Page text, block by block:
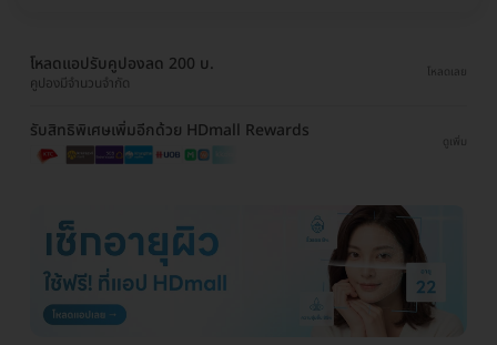
โหลดแอปรับคูปองลด 200 บ.
คูปองมีจำนวนจำกัด
โหลดเลย
รับสิทธิพิเศษเพิ่มอีกด้วย HDmall Rewards
ดูเพิ่ม